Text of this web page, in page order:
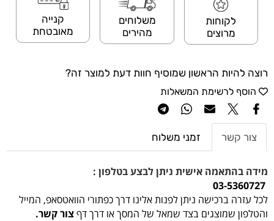
לקוחות
מרוצים
משלוחים
מהירים
קנייה
מאובטחת
רוצה להיות הראשון שמוסיף חוות דעת למוצר זה?
הוסף לרשימת המשאלות
צור קשר זמני משלוח
מידה בהתאמה אישית ניתן לבצע בטלפון :
03-5360727
לכל עזרה ברכישה ניתן לפנות אלינו דרך כפתורי הוואטסאפ, המייל
והטלפון שמוצגים בצד שמאל של המסך או דרך דףצור קשר.